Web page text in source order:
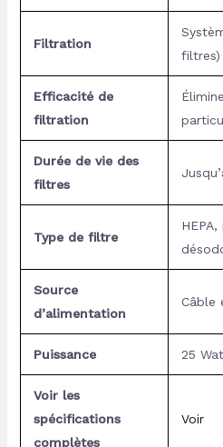
Filtration
filtres)
Efficacité de
filtration
Durée de vie des
filtres
Type de filtre
Source
d’alimentation
Câble
Puissance 25
Voir les
spécifications
complètes
Voir